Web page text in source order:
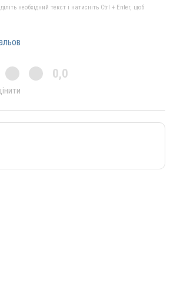
необхідний текст і натисніть Ctrl + Enter, щоб
0,0